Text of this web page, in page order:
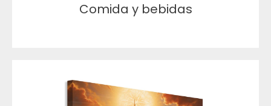
Comida y bebidas